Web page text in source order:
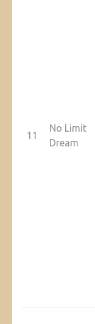
11
No Limit
Dream